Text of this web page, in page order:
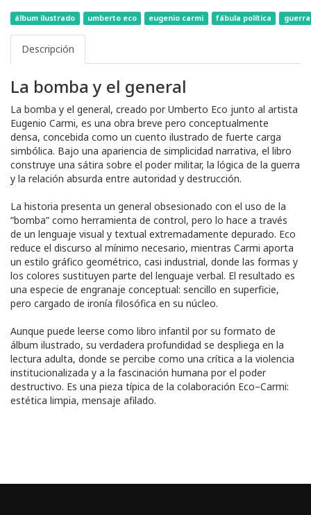
álbum ilustrado umberto eco eugenio carmi fábula política guerra
Descripción
La bomba y el general
La bomba y el general, creado por Umberto Eco junto al artista
Eugenio Carmi, es una obra breve pero conceptualmente
densa, concebida como un cuento ilustrado de fuerte carga
simbólica. Bajo una apariencia de simplicidad narrativa, el libro
construye una sátira sobre el poder militar, la lógica de la guerra
y la relación absurda entre autoridad y destrucción.
La historia presenta un general obsesionado con el uso de la
“bomba” como herramienta de control, pero lo hace a través
de un lenguaje visual y textual extremadamente depurado. Eco
reduce el discurso al mínimo necesario, mientras Carmi aporta
un estilo gráfico geométrico, casi industrial, donde las formas y
los colores sustituyen parte del lenguaje verbal. El resultado es
una especie de engranaje conceptual: sencillo en superficie,
pero cargado de ironía filosófica en su núcleo.
Aunque puede leerse como libro infantil por su formato de
álbum ilustrado, su verdadera profundidad se despliega en la
lectura adulta, donde se percibe como una crítica a la violencia
institucionalizada y a la fascinación humana por el poder
destructivo. Es una pieza típica de la colaboración Eco–Carmi:
estética limpia, mensaje afilado.